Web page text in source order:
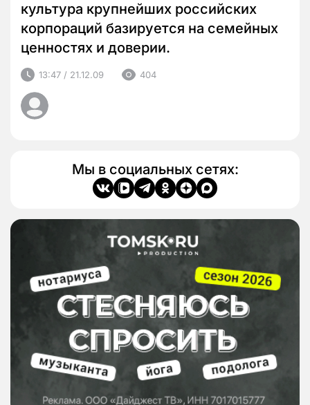
культура крупнейших российских
корпораций базируется на семейных
ценностях и доверии.
13:47 / 21.12.09 404
Мы в социальных сетях: